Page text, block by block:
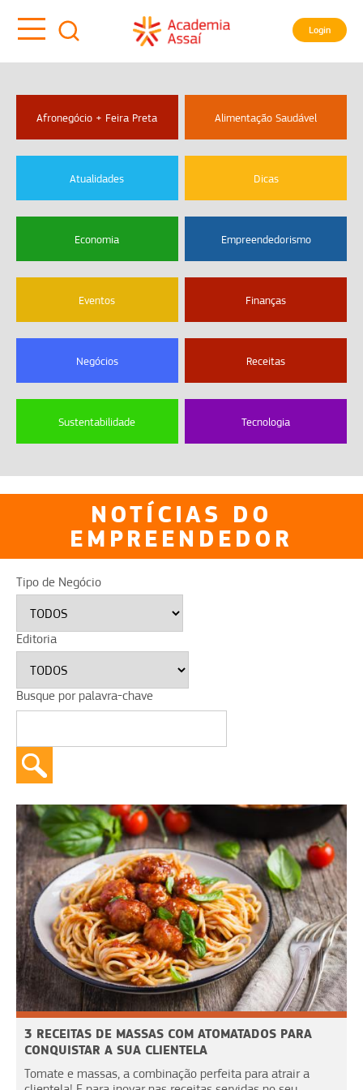
Login
Afronegócio + Feira Preta Alimentação Saudável
Atualidades Dicas
Economia Empreendedorismo
Eventos Finanças
Negócios Receitas
Sustentabilidade Tecnologia
NOTÍCIAS DO
EMPREENDEDOR
Tipo de Negócio
Editoria
Busque por palavra-chave
3 RECEITAS DE MASSAS COM ATOMATADOS PARA
CONQUISTAR A SUA CLIENTELA
Tomate e massas, a combinação perfeita para atrair a